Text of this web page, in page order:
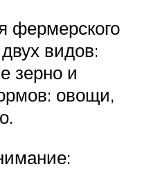
фермерского
видов:
зерно и
овощи,